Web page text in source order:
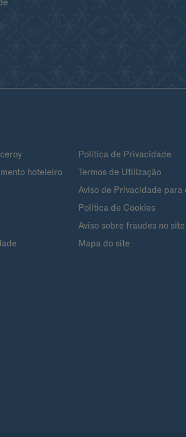
hoteleiro
Política de Privacidade
Termos de Utilização
Aviso de Privacidade
Política de Cookies
Aviso sobre fraudes no site
Mapa do site